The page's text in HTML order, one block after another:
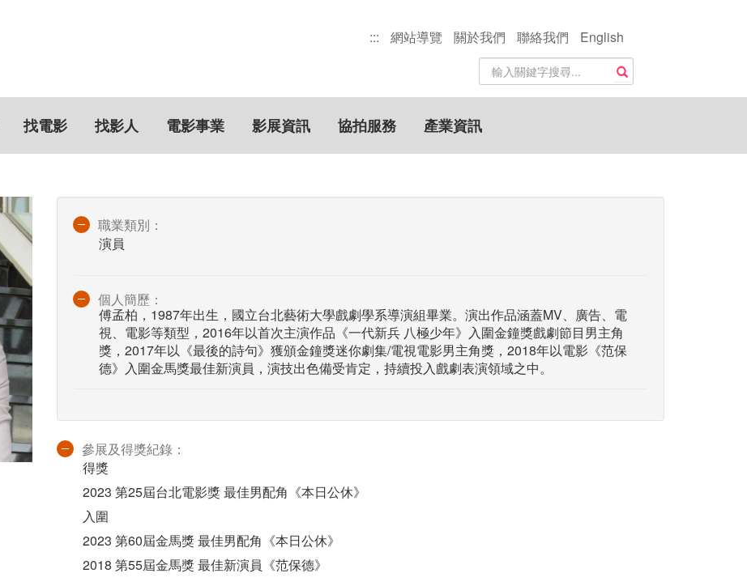
::: 網站導覽 關於我們 聯絡我們
English
站
內
搜
尋
關
鍵
搜尋
找電影 找影人 電影事業 影展資訊 協拍服務 產業資訊
職業類別：
演員
個人簡歷：
傅孟柏，1987年出生，國立台北藝術大學戲劇學系導演組畢業。演出作品涵蓋MV、廣告、電
視、電影等類型，2016年以首次主演作品《一代新兵 八極少年》入圍金鐘獎戲劇節目男主角
獎，2017年以《最後的詩句》獲頒金鐘獎迷你劇集/電視電影男主角獎，2018年以電影《范保
德》入圍金馬獎最佳新演員，演技出色備受肯定，持續投入戲劇表演領域之中。
參展及得獎紀錄：
得獎
2023 第25屆台北電影獎 最佳男配角《本日公休》
入圍
2023 第60屆金馬獎 最佳男配角《本日公休》
2018 第55屆金馬獎 最佳新演員《范保德》